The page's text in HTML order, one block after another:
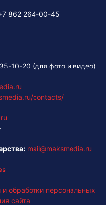
862 264-00-45
10-20 (для фото и видео)
contacts/
mail@maksmedia.ru
обработки персональных
сайта